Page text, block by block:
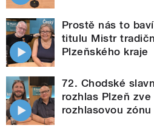
Prostě nás to
titulu Mistr
Plzeňského kraje
72. Chodské
rozhlas Plzeň
rozhlasovou